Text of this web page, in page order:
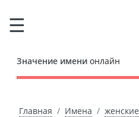
Значение имени онлайн
Главная Имена женские